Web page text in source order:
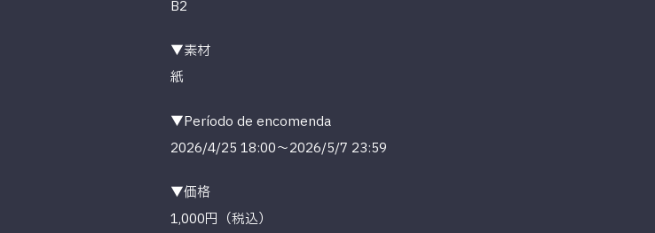
B2
▼素材
紙
▼Período de encomenda
2026/4/25 18:00～2026/5/7 23:59
▼価格
1,000円（税込）